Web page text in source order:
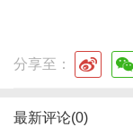
分享至：
最新评论(0)